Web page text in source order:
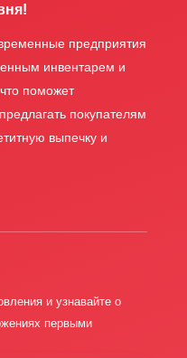
предприятия
инвентарем и
поможет
покупателям
выпечку и
и узнавайте о
первыми